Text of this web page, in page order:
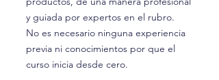
y guiada por expertos en el rubro.
No es necesario ninguna experiencia
previa ni conocimientos por que el
curso inicia desde cero.